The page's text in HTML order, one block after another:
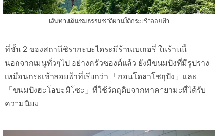
เส้นทางเดินชมธรรมชาติผ่านใต้กระเช้าลอยฟ้า
ที่ชั้น 2 ของสถานีชิรากะบะไดระมีร้านเบเกอรี่ ในร้านนี้
นอกจากเมนูทั่วๆไป อย่างครัวซองต์แล้ว ยังมีขนมปังที่มีรูปร่าง
เหมือนกระเช้าลอยฟ้าที่เรียกว่า 「กอนโดลาโชกุปัง」และ
「ขนมปังฮะโอบะมิโซะ」ที่ใช้วัตถุดิบจากทาคายามะที่ได้รับ
ความนิยม